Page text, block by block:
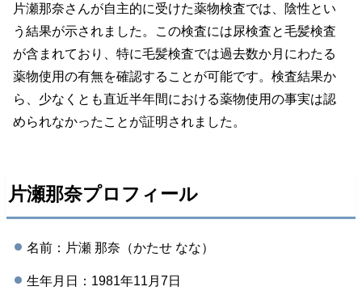
片瀬那奈さんが自主的に受けた薬物検査では、陰性とい
う結果が示されました。この検査には尿検査と毛髪検査
が含まれており、特に毛髪検査では過去数か月にわたる
薬物使用の有無を確認することが可能です。検査結果か
ら、少なくとも直近半年間における薬物使用の事実は認
められなかったことが証明されました。
片瀬那奈プロフィール
名前：片瀬 那奈（かたせ なな）
生年月日：1981年11月7日